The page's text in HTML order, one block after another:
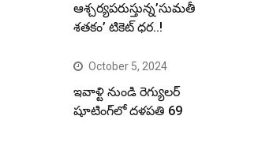
ఆశ్చర్యపరుస్తున్న’సుమతీ
శతకం’ టికెట్ ధర..!
October 5, 2024
ఇవాళ్టి నుండి రెగ్యులర్
షూటింగ్‌లో దళపతి 69